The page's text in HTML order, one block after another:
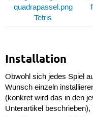
Tetris
Installation
Obwohl sich jedes Spiel
Wunsch einzeln
(konkret wird das in den
Unterartikel